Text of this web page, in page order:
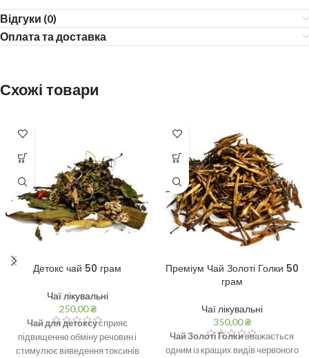
Відгуки (0)
Оплата та доставка
Схожі товари
Детокс чай 50 грам
Чаї лікувальні
250,00₴
Чай для детоксусприяє
підвищенню обміну речовин і
стимулює виведення токсинів
Преміум Чай Золоті Голки 50
грам
Чаї лікувальні
350,00₴
Чай Золоті Голкивважається
одним із кращих видів червоного